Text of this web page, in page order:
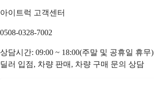
아이트럭 고객센터
0508-0328-7002
상담시간: 09:00 ~ 18:00(주말 및 공휴일 휴무)
딜러 입점, 차량 판매, 차량 구매 문의 상담